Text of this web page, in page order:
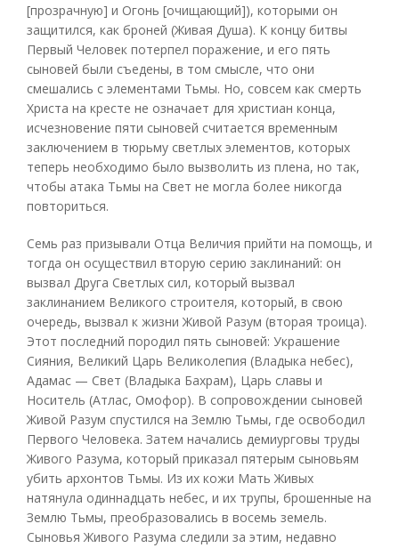
[прозрачную] и Огонь [очищающий]), которыми он
защитился, как броней (Живая Душа). К концу битвы
Первый Человек потерпел поражение, и его пять
сыновей были съедены, в том смысле, что они
смешались с элементами Тьмы. Но, совсем как смерть
Христа на кресте не означает для христиан конца,
исчезновение пяти сыновей считается временным
заключением в тюрьму светлых элементов, которых
теперь необходимо было вызволить из плена, но так,
чтобы атака Тьмы на Свет не могла более никогда
повториться.
Семь раз призывали Отца Величия прийти на помощь, и
тогда он осуществил вторую серию заклинаний: он
вызвал Друга Светлых сил, который вызвал
заклинанием Великого строителя, который, в свою
очередь, вызвал к жизни Живой Разум (вторая троица).
Этот последний породил пять сыновей: Украшение
Сияния, Великий Царь Великолепия (Владыка небес),
Адамас — Свет (Владыка Бахрам), Царь славы и
Носитель (Атлас, Омофор). В сопровождении сыновей
Живой Разум спустился на Землю Тьмы, где освободил
Первого Человека. Затем начались демиурговы труды
Живого Разума, который приказал пятерым сыновьям
убить архонтов Тьмы. Из их кожи Мать Живых
натянула одиннадцать небес, и их трупы, брошенные на
Землю Тьмы, преобразовались в восемь земель.
Сыновья Живого Разума следили за этим, недавно